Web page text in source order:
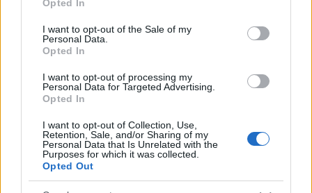
use your data for below specified purposes in below Google
consent section.
Opted In
I want to opt-out of the Sale of my
Personal Data.
Opted In
I want to opt-out of processing my
Personal Data for Targeted Advertising.
Opted In
I want to opt-out of Collection, Use,
Retention, Sale, and/or Sharing of my
Personal Data that Is Unrelated with the
Purposes for which it was collected.
Opted Out